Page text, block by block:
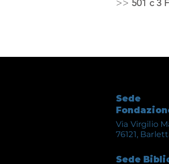
>> 501 c 3
Sede
Via Virgilio
76121,
Sede